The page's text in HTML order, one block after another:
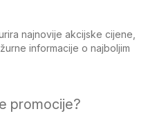
najnovije akcijske cijene,
informacije o najboljim
promocije?